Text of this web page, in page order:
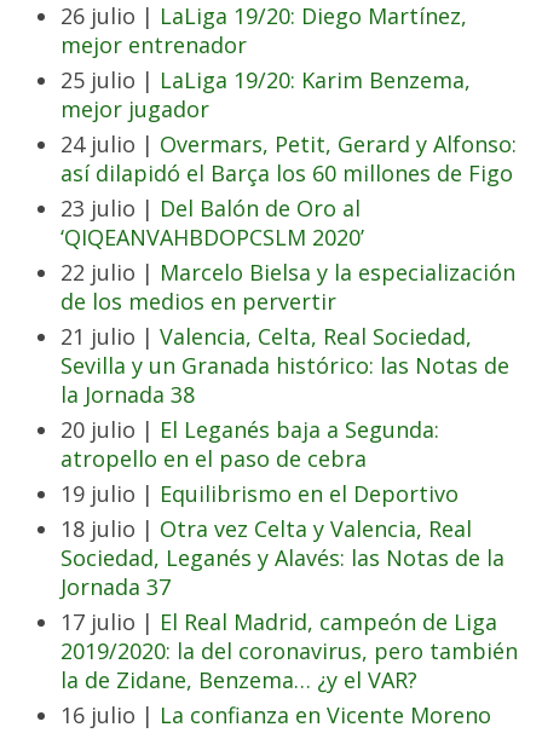
26 julio | LaLiga 19/20: Diego Martínez,
mejor entrenador
25 julio | LaLiga 19/20: Karim Benzema,
mejor jugador
24 julio | Overmars, Petit, Gerard y Alfonso:
así dilapidó el Barça los 60 millones de Figo
23 julio | Del Balón de Oro al
‘QIQEANVAHBDOPCSLM 2020’
22 julio | Marcelo Bielsa y la especialización
de los medios en pervertir
21 julio | Valencia, Celta, Real Sociedad,
Sevilla y un Granada histórico: las Notas de
la Jornada 38
20 julio | El Leganés baja a Segunda:
atropello en el paso de cebra
19 julio | Equilibrismo en el Deportivo
18 julio | Otra vez Celta y Valencia, Real
Sociedad, Leganés y Alavés: las Notas de la
Jornada 37
17 julio | El Real Madrid, campeón de Liga
2019/2020: la del coronavirus, pero también
la de Zidane, Benzema… ¿y el VAR?
16 julio | La confianza en Vicente Moreno